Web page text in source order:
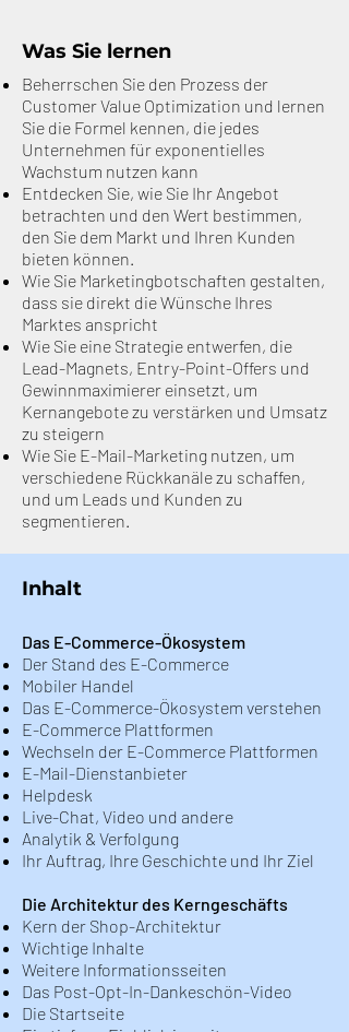
Was Sie lernen
Beherrschen Sie den Prozess der
Customer Value Optimization und lernen
Sie die Formel kennen, die jedes
Unternehmen für exponentielles
Wachstum nutzen kann
Entdecken Sie, wie Sie Ihr Angebot
betrachten und den Wert bestimmen,
den Sie dem Markt und Ihren Kunden
bieten können.
Wie Sie Marketingbotschaften gestalten,
dass sie direkt die Wünsche Ihres
Marktes anspricht
Wie Sie eine Strategie entwerfen, die
Lead-Magnets, Entry-Point-Offers und
Gewinnmaximierer einsetzt, um
Kernangebote zu verstärken und Umsatz
zu steigern
Wie Sie E-Mail-Marketing nutzen, um
verschiedene Rückkanäle zu schaffen,
und um Leads und Kunden zu
segmentieren.
Inhalt
Das E-Commerce-Ökosystem
Der Stand des E-Commerce
Mobiler Handel
Das E-Commerce-Ökosystem verstehen
E-Commerce Plattformen
Wechseln der E-Commerce Plattformen
E-Mail-Dienstanbieter
Helpdesk
Live-Chat, Video und andere
Analytik & Verfolgung
Ihr Auftrag, Ihre Geschichte und Ihr Ziel
Die Architektur des Kerngeschäfts
Kern der Shop-Architektur
Wichtige Inhalte
Weitere Informationsseiten
Das Post-Opt-In-Dankeschön-Video
Die Startseite